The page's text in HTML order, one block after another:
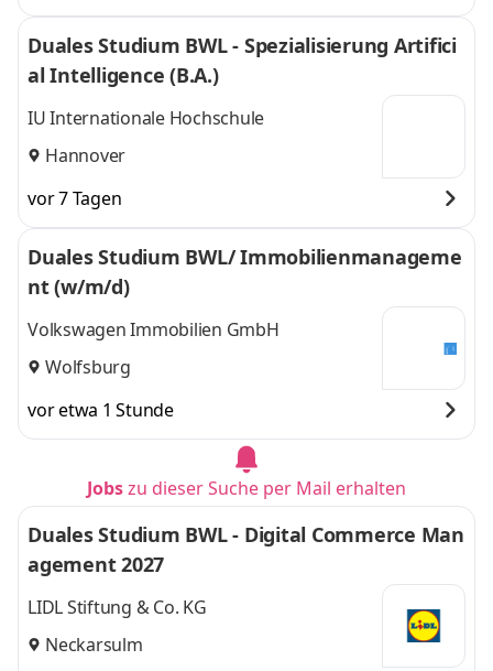
Duales Studium BWL - Spezialisierung Artifici
al Intelligence (B.A.)
IU Internationale Hochschule
Hannover
vor 7 Tagen
Duales Studium BWL/ Immobilienmanageme
nt (w/m/d)
Volkswagen Immobilien GmbH
Wolfsburg
vor etwa 1 Stunde
Jobszu dieser Suche per Mail erhalten
Duales Studium BWL - Digital Commerce Man
agement 2027
LIDL Stiftung & Co. KG
Neckarsulm